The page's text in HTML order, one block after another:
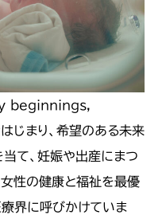
beginnings,
まり、希望のある未来
当て、妊娠や出産にまつ
性の健康と福祉を最優
界に呼びかけていま